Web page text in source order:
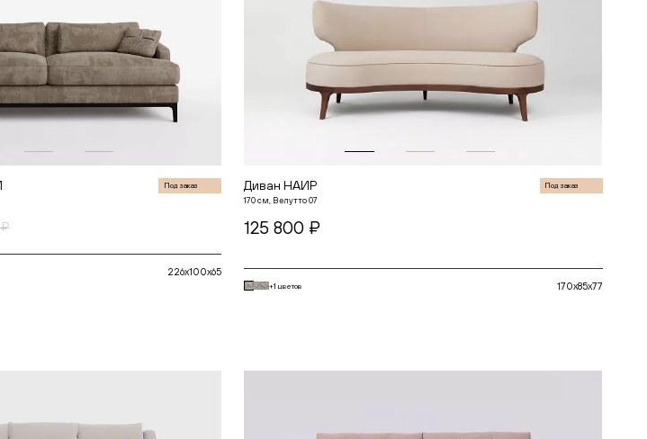
Под заказ
₽
226x100x65
Диван НАИР Под заказ
170 см, Велутто 07
125 800 ₽
+1 цветов 170x85x77